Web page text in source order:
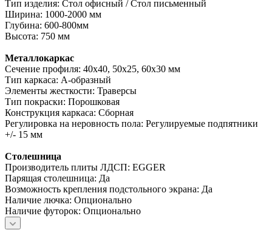
Тип изделия: Стол офисный / Стол письменный
Ширина: 1000-2000 мм
Глубина: 600-800мм
Высота: 750 мм
Металлокаркас
Сечение профиля: 40х40, 50х25, 60х30 мм
Тип каркаса: А-образный
Элементы жесткости: Траверсы
Тип покраски: Порошковая
Конструкция каркаса: Сборная
Регулировка на неровность пола: Регулируемые подпятники
+/- 15 мм
Столешница
Производитель плиты ЛДСП: EGGER
Парящая столешница: Да
Возможность крепления подстольного экрана: Да
Наличие лючка: Опционально
Наличие футорок: Опционально